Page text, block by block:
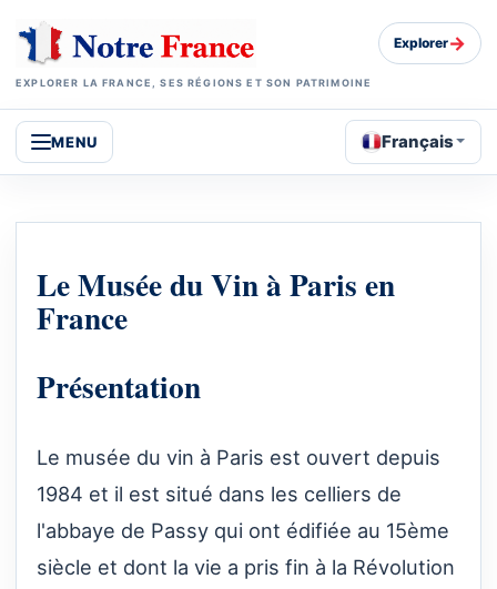
EXPLORER LA FRANCE, SES RÉGIONS ET SON PATRIMOINE
Explorer→
MENU Français
Le Musée du Vin à Paris en
France
Présentation
Le musée du vin à Paris est ouvert depuis
1984 et il est situé dans les celliers de
l'abbaye de Passy qui ont édifiée au 15ème
siècle et dont la vie a pris fin à la Révolution